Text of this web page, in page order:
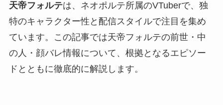
天帝フォルテは、ネオポルテ所属のVTuberで、独
特のキャラクター性と配信スタイルで注目を集め
ています。この記事では天帝フォルテの前世・中
の人・顔バレ情報について、根拠となるエピソー
ドとともに徹底的に解説します。